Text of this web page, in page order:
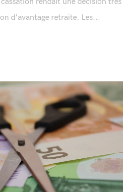
d'avantage retraite. Les...